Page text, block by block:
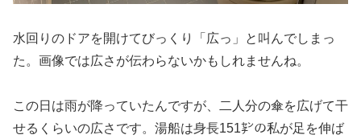
水回りのドアを開けてびっくり「広っ」と叫んでしまっ
た。画像では広さが伝わらないかもしれませんね。
この日は雨が降っていたんですが、二人分の傘を広げて干
せるくらいの広さです。湯船は身長151㌢の私が足を伸ば